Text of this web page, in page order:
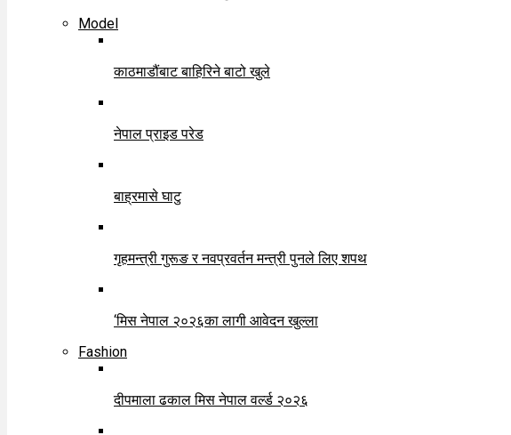
Model
काठमाडौंबाट बाहिरिने बाटो खुले
नेपाल प्राइड परेड
बाह्रमासे घाटु
गृहमन्त्री गुरूङ र नवप्रवर्तन मन्त्री पुनले लिए शपथ
‘मिस नेपाल २०२६का लागी आवेदन खुल्ला
Fashion
दीपमाला ढकाल मिस नेपाल वर्ल्ड २०२६